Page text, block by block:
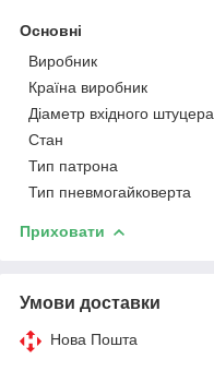
Основні
Виробник
Країна виробник
Діаметр вхідного штуцера
Стан
Тип патрона
Тип пневмогайковерта
Приховати
Умови доставки
Нова Пошта